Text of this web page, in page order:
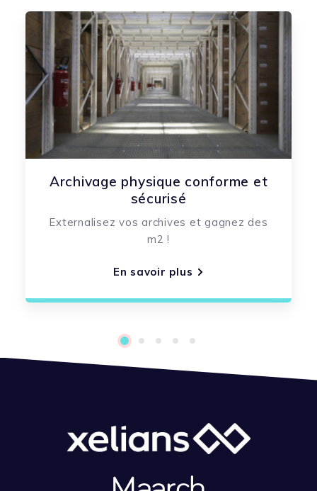
Archivage physique conforme et
sécurisé
Externalisez vos archives et gagnez des
m2 !
En savoir plus